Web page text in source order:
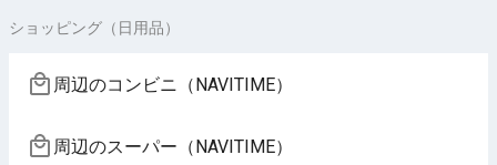
ショッピング（日用品）
周辺のコンビニ（NAVITIME）
周辺のスーパー（NAVITIME）